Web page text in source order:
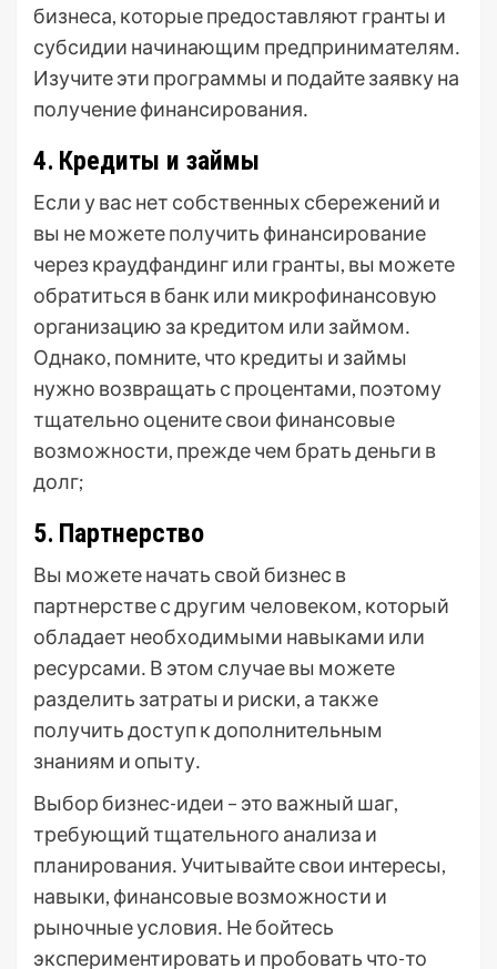
бизнеса, которые предоставляют гранты и
субсидии начинающим предпринимателям․
Изучите эти программы и подайте заявку на
получение финансирования․
4․ Кредиты и займы
Если у вас нет собственных сбережений и
вы не можете получить финансирование
через краудфандинг или гранты, вы можете
обратиться в банк или микрофинансовую
организацию за кредитом или займом․
Однако, помните, что кредиты и займы
нужно возвращать с процентами, поэтому
тщательно оцените свои финансовые
возможности, прежде чем брать деньги в
долг;
5․ Партнерство
Вы можете начать свой бизнес в
партнерстве с другим человеком, который
обладает необходимыми навыками или
ресурсами․ В этом случае вы можете
разделить затраты и риски, а также
получить доступ к дополнительным
знаниям и опыту․
Выбор бизнес-идеи – это важный шаг,
требующий тщательного анализа и
планирования․ Учитывайте свои интересы,
навыки, финансовые возможности и
рыночные условия․ Не бойтесь
экспериментировать и пробовать что-то